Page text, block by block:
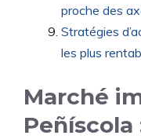
proche des
Stratégies
les plus
Marché